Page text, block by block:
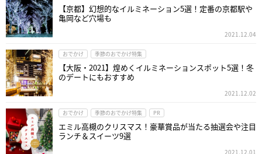
【京都】幻想的なイルミネーション5選！定番の京都駅や
亀岡など穴場も
2021.12.04
おでかけ 季節のおでかけ特集
【大阪・2021】煌めくイルミネーションスポット5選！冬
のデートにもおすすめ
2021.12.02
おでかけ 季節のおでかけ特集 PR
エミル高槻のクリスマス！豪華賞品が当たる抽選会や注目
ランチ＆スイーツ9選
2021.12.01